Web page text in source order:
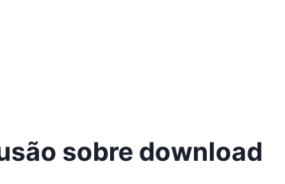
sobre download